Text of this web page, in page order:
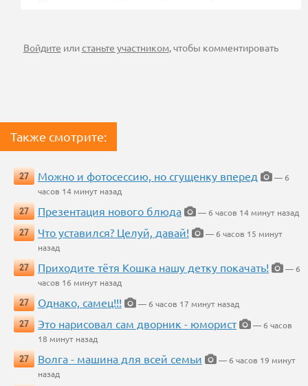
Войдите илистаньте участником, чтобы комментировать
Также смотрите:
27 Можно и фотосессию, но сгущенку вперед
— 6
часов 14 минут назад
27
Презентация нового блюда
— 6 часов 14 минут назад
27
Что уставился? Целуй, давай!
— 6 часов 15 минут
назад
27
Приходите тётя Кошка нашу детку покачать!
— 6
часов 16 минут назад
27
Однако, самец!!!
— 6 часов 17 минут назад
27
Это нарисовал сам дворник - юморист
— 6 часов
18 минут назад
27
Волга - машина для всей семьи
— 6 часов 19 минут
назад